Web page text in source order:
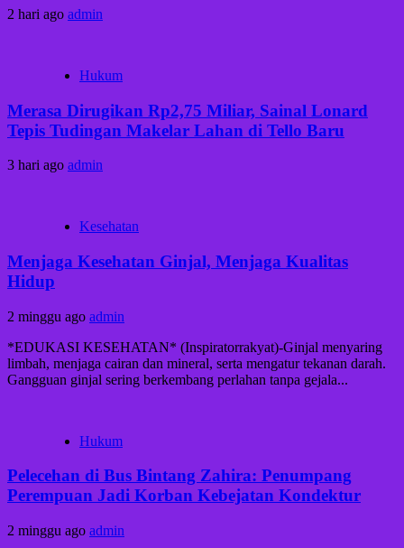
2 hari ago admin
Hukum
Merasa Dirugikan Rp2,75 Miliar, Sainal Lonard
Tepis Tudingan Makelar Lahan di Tello Baru
3 hari ago admin
Kesehatan
Menjaga Kesehatan Ginjal, Menjaga Kualitas
Hidup
2 minggu ago admin
*EDUKASI KESEHATAN* (Inspiratorrakyat)-Ginjal menyaring
limbah, menjaga cairan dan mineral, serta mengatur tekanan darah.
Gangguan ginjal sering berkembang perlahan tanpa gejala...
Hukum
Pelecehan di Bus Bintang Zahira: Penumpang
Perempuan Jadi Korban Kebejatan Kondektur
2 minggu ago admin